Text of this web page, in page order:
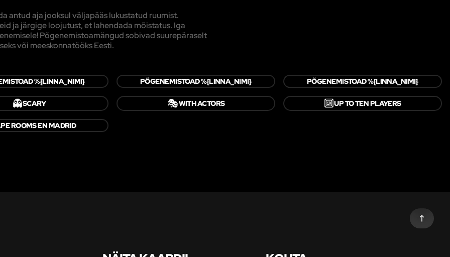
antud aja jooksul väljapääs lukustatud ruumist.
ja järgige loojutust, et lahendada mõistatus. Iga
Põgenemistoamängud sobivad suurepäraselt
või meeskonnatööks Eesti.
%{LINNA_NIMI} PÕGENEMISTOAD %{LINNA_NIMI} PÕGENEMISTOAD %{LINNA_NIMI}
👻SCARY 🎭WITH ACTORS 🔟UP TO TEN PLAYERS
ROOMS EN MADRID